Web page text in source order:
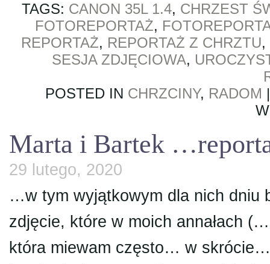
TAGS: CANON 35L 1.4, CHRZEST
FOTOREPORTAŻ,
REPORTAŻ, REPORTAŻ Z CHRZTU,
SESJA ZDJĘCIOWA,
POSTED IN CHRZCINY, RADOM
Marta i Bartek
29 lutego, 2020
…w tym wyjątkowym dla nich dniu
zdjęcie, które w moich annałach
która miewam często… w